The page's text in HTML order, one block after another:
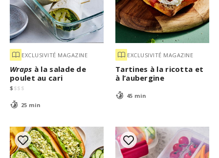
EXCLUSIVITÉ MAGAZINE
Wraps à la salade de
poulet au cari
$ $$ $
25 min
EXCLUSIVITÉ MAGAZINE
Tartines à la ricotta et
à l’aubergine
45 min